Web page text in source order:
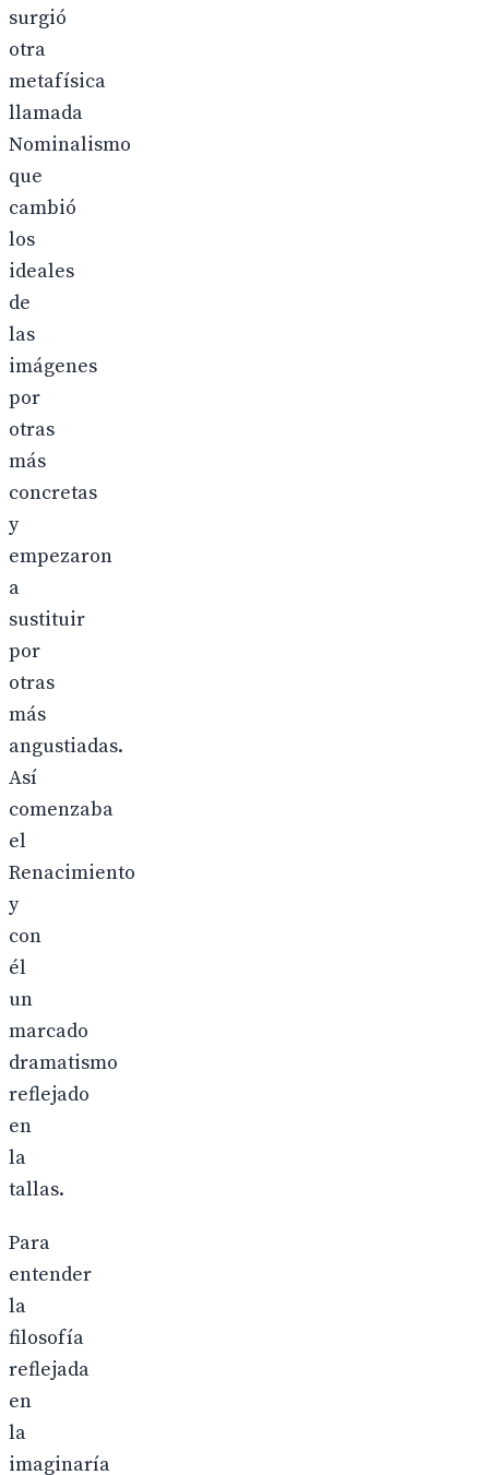
surgió
otra
metafísica
llamada
Nominalismo
que
cambió
los
ideales
de
las
imágenes
por
otras
más
concretas
y
empezaron
a
sustituir
por
otras
más
angustiadas.
Así
comenzaba
el
Renacimiento
y
con
él
un
marcado
dramatismo
reflejado
en
la
tallas.
Para
entender
la
filosofía
reflejada
en
la
imaginaría